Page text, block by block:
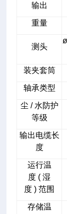
输出
重量
测头
装夹套筒
轴承类型
尘 / 水防护
等级
输出电缆长
度
运行温
度 ( 湿
度 ) 范围
存储温